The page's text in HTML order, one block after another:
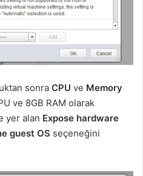
sonra CPU ve Memory
ve 8GB RAM olarak
yer alan Expose hardware
guest OS seçeneğini